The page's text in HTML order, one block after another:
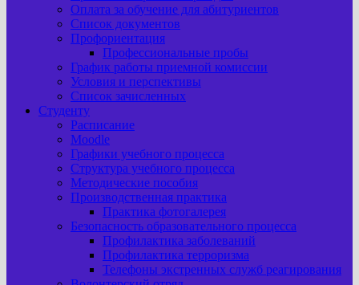
Оплата за обучение для абитуриентов
Список документов
Профориентация
Профессиональные пробы
График работы приемной комиссии
Условия и перспективы
Список зачисленных
Студенту
Расписание
Moodle
Графики учебного процесса
Структура учебного процесса
Методические пособия
Производственная практика
Практика фотогалерея
Безопасность образовательного процесса
Профилактика заболеваний
Профилактика терроризма
Телефоны экстренных служб реагирования